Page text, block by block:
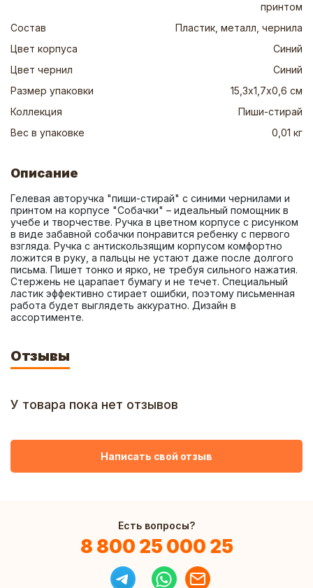
принтом
Состав
Пластик, металл, чернила
Цвет корпуса
Синий
Цвет чернил
Синий
Размер упаковки
15,3х1,7х0,6 см
Коллекция
Пиши-стирай
Вес в упаковке
0,01 кг
Описание
Гелевая авторучка "пиши-стирай" с синими чернилами и
принтом на корпусе "Собачки" – идеальный помощник в
учебе и творчестве. Ручка в цветном корпусе с рисунком
в виде забавной собачки понравится ребенку с первого
взгляда. Ручка с антискользящим корпусом комфортно
ложится в руку, а пальцы не устают даже после долгого
письма. Пишет тонко и ярко, не требуя сильного нажатия.
Стержень не царапает бумагу и не течет. Специальный
ластик эффективно стирает ошибки, поэтому письменная
работа будет выглядеть аккуратно. Дизайн в
ассортименте.
Отзывы
У товара пока нет отзывов
Написать свой отзыв
Есть вопросы?
8 800 25 000 25